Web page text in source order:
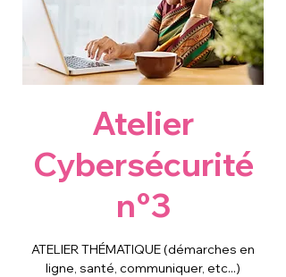
Atelier
Cybersécurité
n°3
ATELIER THÉMATIQUE (démarches en
ligne, santé, communiquer, etc...)